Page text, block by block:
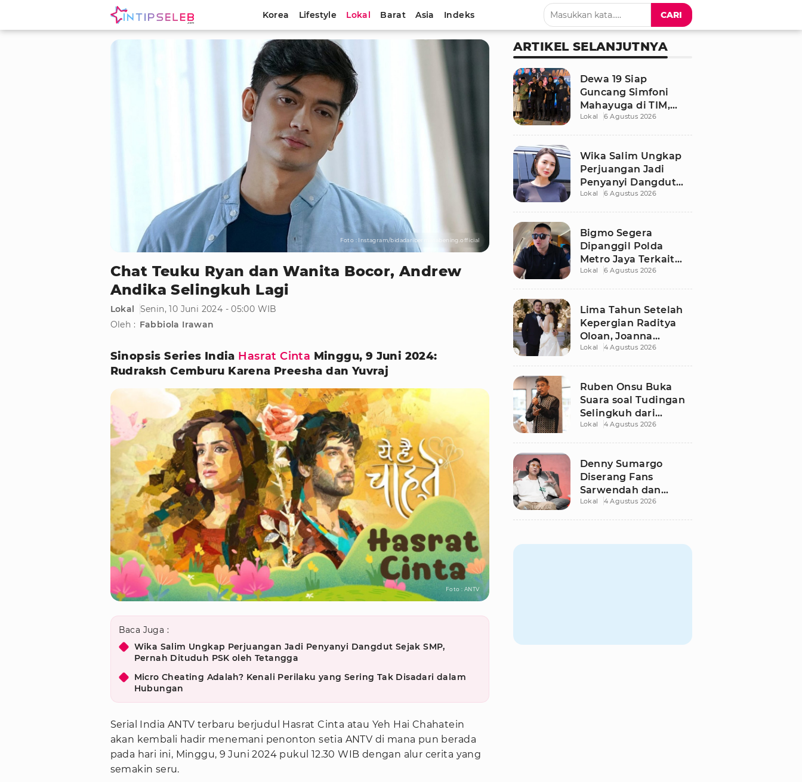
Korea Lifestyle Lokal Barat Asia Indeks CARI
Foto : Instagram/bidadaribermatabening.official
Chat Teuku Ryan dan Wanita Bocor, Andrew
Andika Selingkuh Lagi
Lokal
Senin, 10 Juni 2024 - 05:00 WIB
Oleh : Fabbiola Irawan
Sinopsis Series India Hasrat Cinta Minggu, 9 Juni 2024:
Rudraksh Cemburu Karena Preesha dan Yuvraj
Foto : ANTV
Baca Juga :
Wika Salim Ungkap Perjuangan Jadi Penyanyi Dangdut Sejak SMP,
Pernah Dituduh PSK oleh Tetangga
Micro Cheating Adalah? Kenali Perilaku yang Sering Tak Disadari dalam
Hubungan
Serial India ANTV terbaru berjudul Hasrat Cinta atau Yeh Hai Chahatein
akan kembali hadir menemani penonton setia ANTV di mana pun berada
pada hari ini, Minggu, 9 Juni 2024 pukul 12.30 WIB dengan alur cerita yang
semakin seru.
ARTIKEL SELANJUTNYA
Dewa 19 Siap
Guncang Simfoni
Mahayuga di TIM,
Bawakan Lagu
Lokal 6 Agustus 2026
Wika Salim Ungkap
Perjuangan Jadi
Penyanyi Dangdut
Sejak SMP, Pernah
Lokal 6 Agustus 2026
Bigmo Segera
Dipanggil Polda
Metro Jaya Terkait
Dugaan Libatkan
Lokal 6 Agustus 2026
Lima Tahun Setelah
Kepergian Raditya
Oloan, Joanna
Alexandra Kembali
Lokal 4 Agustus 2026
Ruben Onsu Buka
Suara soal Tudingan
Selingkuh dari
Sarwendah
Lokal 4 Agustus 2026
Denny Sumargo
Diserang Fans
Sarwendah dan
Ruben Onsu Usai
Lokal 4 Agustus 2026